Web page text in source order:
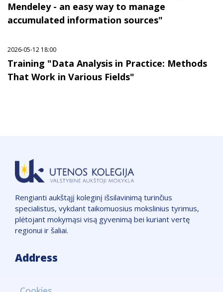
Mendeley - an easy way to manage
accumulated information sources"
2026-05-12 18:00
Training "Data Analysis in Practice: Methods
That Work in Various Fields"
Rengianti aukštąjį koleginį išsilavinimą turinčius
specialistus, vykdant taikomuosius mokslinius tyrimus,
plėtojant mokymąsi visą gyvenimą bei kuriant vertę
regionui ir šaliai.
Address